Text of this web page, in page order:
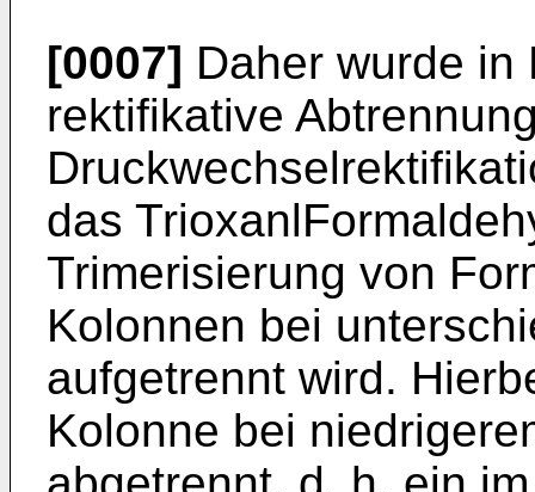
[0007] Daher wurde in
rektifikative
das
Trimerisierung von
Kolonnen bei
aufgetrennt wird.
Kolonne bei